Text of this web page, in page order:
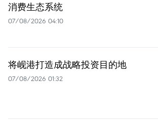
消费生态系统
07/08/2026 04:10
将岘港打造成战略投资目的地
07/08/2026 01:32